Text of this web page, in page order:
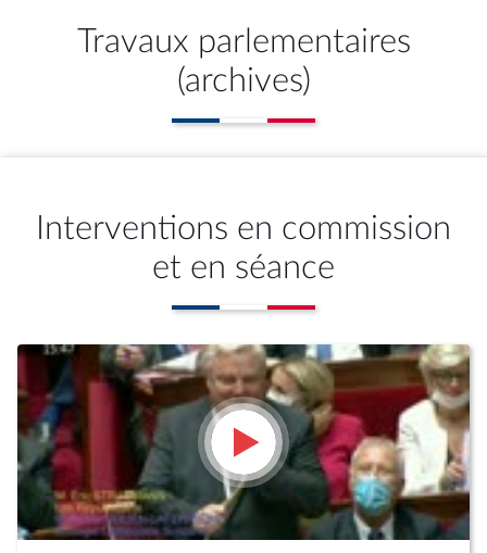
Travaux parlementaires
(archives)
Interventions en commission
et en séance